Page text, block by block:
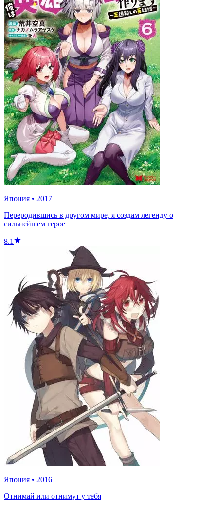
Япония • 2017
Переродившись в другом мире, я создам легенду о
сильнейшем герое
8.1
Япония • 2016
Отнимай или отнимут у тебя